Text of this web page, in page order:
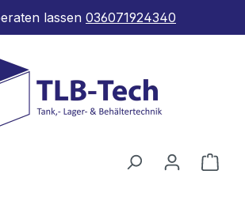
lassen 036071924340